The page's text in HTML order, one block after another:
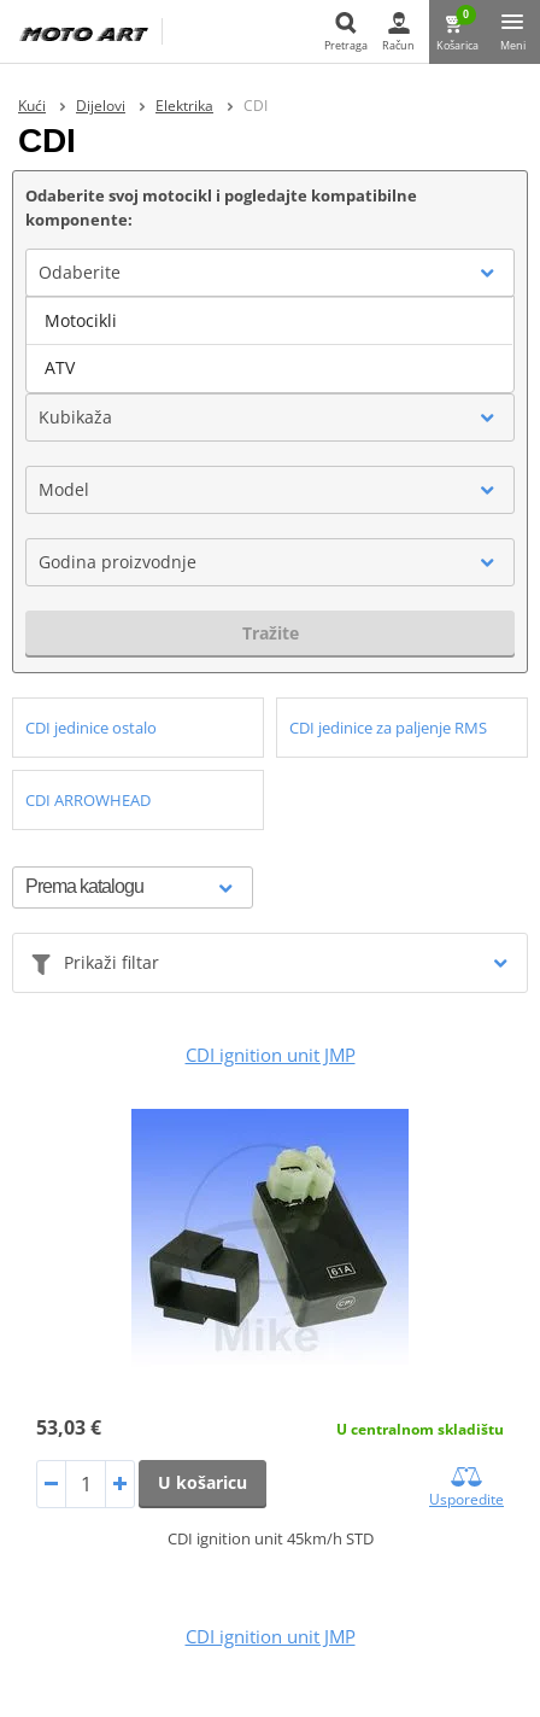
Pretraga Račun
0
Košarica Meni
Kući Dijelovi Elektrika CDI
CDI
Odaberite svoj motocikl i pogledajte kompatibilne
komponente:
Odaberite
Marka
Kubikaža
Model
Godina proizvodnje
Tražite
CDI jedinice ostalo CDI jedinice za paljenje RMS
CDI ARROWHEAD
Prikaži filtar
CDI ignition unit JMP
53,03 € U centralnom skladištu
U košaricu
Usporedite
CDI ignition unit 45km/h STD
CDI ignition unit JMP
Motocikli
ATV